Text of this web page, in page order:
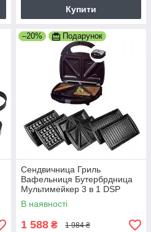
Купити
–20% Подарунок
Сендвичница Гриль
Вафельниця Бутербрдница
Мультимейкер 3 в 1 DSP
Потужність 750Вт (KC-1049)
В наявності
1 588 ₴ 1 984 ₴